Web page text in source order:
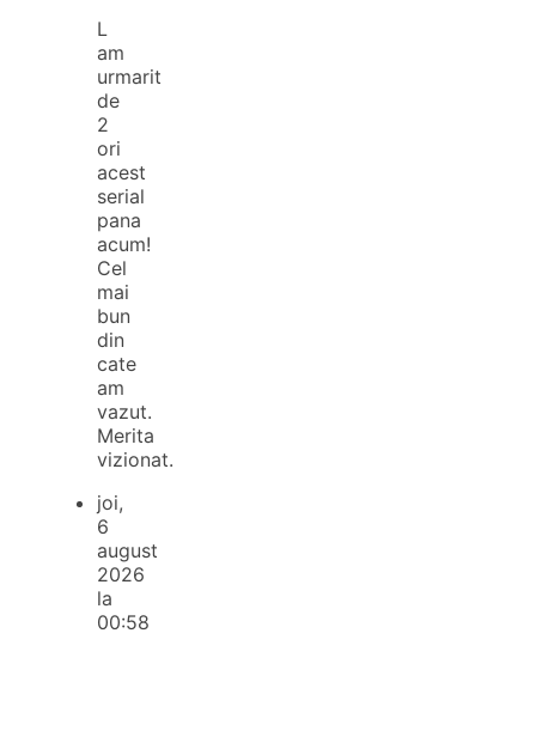
L
am
urmarit
de
2
ori
acest
serial
pana
acum!
Cel
mai
bun
din
cate
am
vazut.
Merita
vizionat.
joi,
6
august
2026
la
00:58